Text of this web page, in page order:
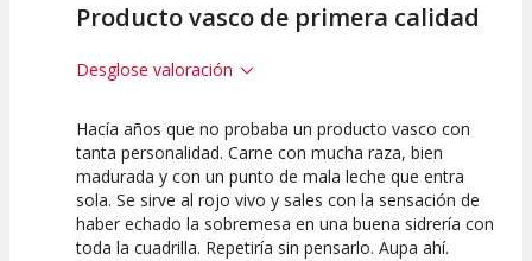
Producto vasco de primera calidad
Desglose valoración
10
Calidad del
Espectáculo
10
Puesta en
Escena
10
Interpretación
artística
Hacía años que no probaba un producto vasco con
tanta personalidad. Carne con mucha raza, bien
madurada y con un punto de mala leche que entra
sola. Se sirve al rojo vivo y sales con la sensación de
haber echado la sobremesa en una buena sidrería con
toda la cuadrilla. Repetiría sin pensarlo. Aupa ahí.